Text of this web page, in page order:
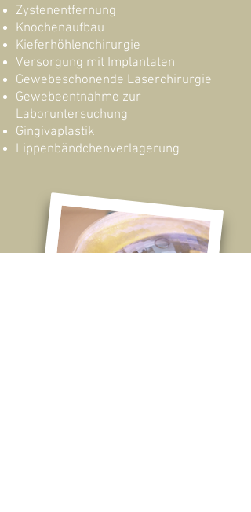
Zystenentfernung
Knochenaufbau
Kieferhöhlenchirurgie
Versorgung mit Implantaten
Gewebeschonende Laserchirurgie
Gewebeentnahme zur
Laboruntersuchung
Gingivaplastik
Lippenbändchenverlagerung